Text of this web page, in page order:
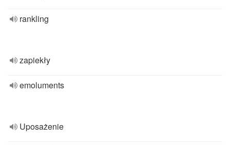
rankling
zapiekły
emoluments
Uposażenie